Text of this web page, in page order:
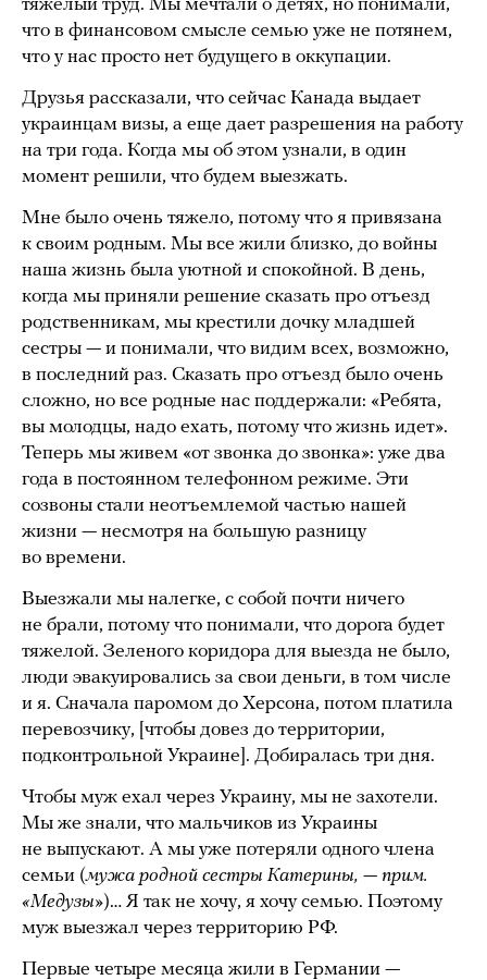
тяжелый труд. Мы мечтали о детях, но понимали,
что в финансовом смысле семью уже не потянем,
что у нас просто нет будущего в оккупации.
Друзья рассказали, что сейчас Канада выдает
украинцам визы, а еще дает разрешения на работу
на три года. Когда мы об этом узнали, в один
момент решили, что будем выезжать.
Мне было очень тяжело, потому что я привязана
к своим родным. Мы все жили близко, до войны
наша жизнь была уютной и спокойной. В день,
когда мы приняли решение сказать про отъезд
родственникам, мы крестили дочку младшей
сестры — и понимали, что видим всех, возможно,
в последний раз. Сказать про отъезд было очень
сложно, но все родные нас поддержали: «Ребята,
вы молодцы, надо ехать, потому что жизнь идет».
Теперь мы живем «от звонка до звонка»: уже два
года в постоянном телефонном режиме. Эти
созвоны стали неотъемлемой частью нашей
жизни — несмотря на большую разницу
во времени.
Выезжали мы налегке, с собой почти ничего
не брали, потому что понимали, что дорога будет
тяжелой. Зеленого коридора для выезда не было,
люди эвакуировались за свои деньги, в том числе
и я. Сначала паромом до Херсона, потом платила
перевозчику, [чтобы довез до территории,
подконтрольной Украине]. Добиралась три дня.
Чтобы муж ехал через Украину, мы не захотели.
Мы же знали, что мальчиков из Украины
не выпускают. А мы уже потеряли одного члена
семьи (мужа родной сестры Катерины, — прим.
«Медузы»)… Я так не хочу, я хочу семью. Поэтому
муж выезжал через территорию РФ.
Первые четыре месяца жили в Германии —